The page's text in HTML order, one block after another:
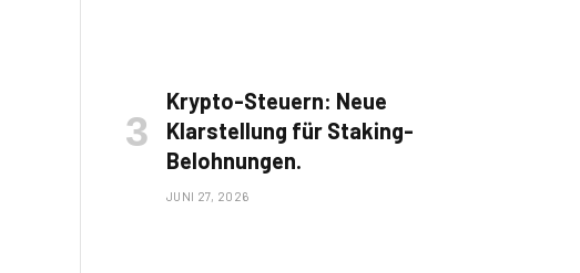
Krypto-Steuern: Neue
Klarstellung für Staking-
Belohnungen.
JUNI 27, 2026